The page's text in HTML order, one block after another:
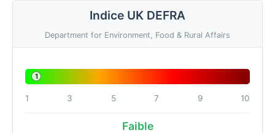
Indice UK DEFRA
Department for Environment, Food & Rural Affairs
1
1 3 5 7 9 10
Faible